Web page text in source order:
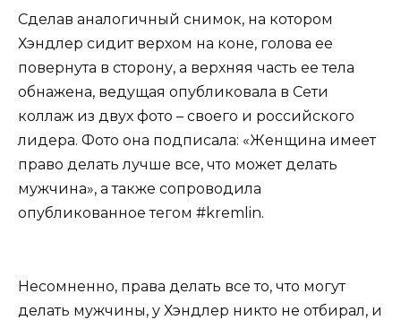
Сделав аналогичный снимок, на котором
Хэндлер сидит верхом на коне, голова ее
повернута в сторону, а верхняя часть ее тела
обнажена, ведущая опубликовала в Сети
коллаж из двух фото – своего и российского
лидера. Фото она подписала: «Женщина имеет
право делать лучше все, что может делать
мужчина», а также сопроводила
опубликованное тегом #kremlin.
Несомненно, права делать все то, что могут
делать мужчины, у Хэндлер никто не отбирал, и